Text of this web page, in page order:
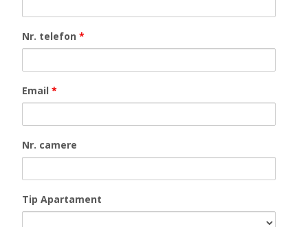
Nr. telefon *
Email *
Nr. camere
Tip Apartament